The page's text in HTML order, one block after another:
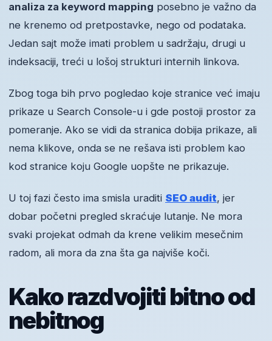
analiza za keyword mapping posebno je važno da
ne krenemo od pretpostavke, nego od podataka.
Jedan sajt može imati problem u sadržaju, drugi u
indeksaciji, treći u lošoj strukturi internih linkova.
Zbog toga bih prvo pogledao koje stranice već imaju
prikaze u Search Console-u i gde postoji prostor za
pomeranje. Ako se vidi da stranica dobija prikaze, ali
nema klikove, onda se ne rešava isti problem kao
kod stranice koju Google uopšte ne prikazuje.
U toj fazi često ima smisla uraditi SEO audit, jer
dobar početni pregled skraćuje lutanje. Ne mora
svaki projekat odmah da krene velikim mesečnim
radom, ali mora da zna šta ga najviše koči.
Kako razdvojiti bitno od
nebitnog